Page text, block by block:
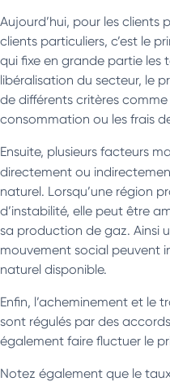
Aujourd’hui, pour les clients
clients particuliers, c’est le
qui fixe en grande partie les
libéralisation du secteur, le
de différents critères
consommation ou les frais
Ensuite, plusieurs facteurs
directement ou
naturel. Lorsqu’une région
d’instabilité, elle peut être
sa production de gaz. Ainsi
mouvement social peuvent
naturel disponible.
Enfin, l’acheminement et le
sont régulés par des
également faire fluctuer le
Notez également que le